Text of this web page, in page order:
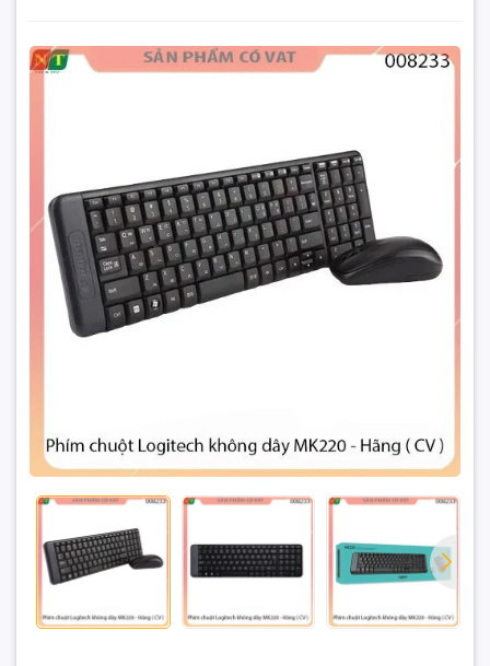
Thời lượng pin cực lâu
Thiết kế nhỏ gọn, đơn giản
Chuột quang thân thiện, độ nhạy cao
Đặt trước sản phẩm để nhận thêm nhiều ưu đãi bạn
nhé